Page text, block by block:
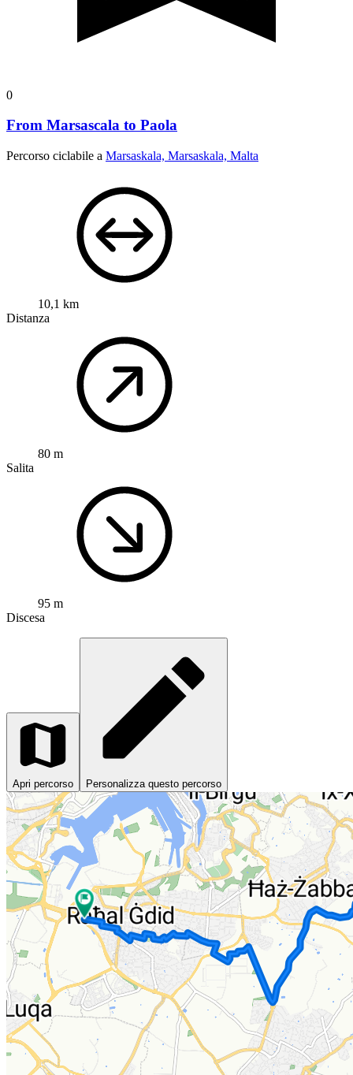
0
From Marsascala to Paola
Percorso ciclabile a Marsaskala, Marsaskala, Malta
10,1 km
Distanza
80 m
Salita
95 m
Discesa
Apri percorso Personalizza questo percorso